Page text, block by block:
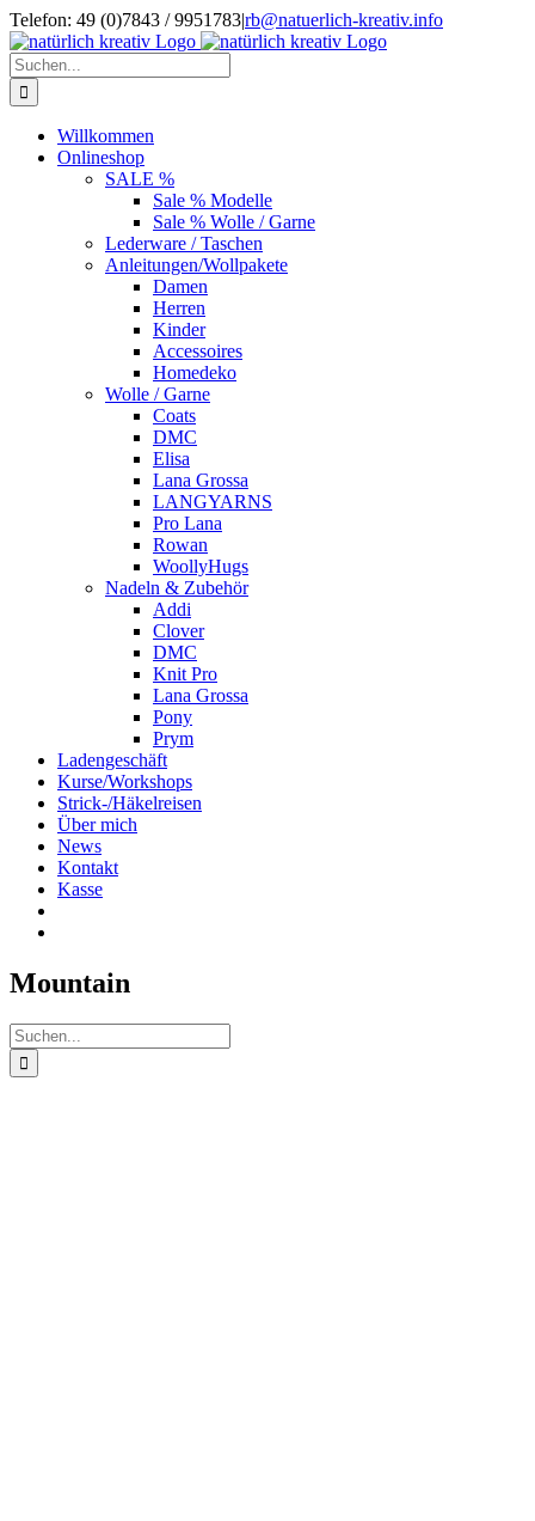
Zum
Inhalt
springen
Telefon: 49 (0)7843 / 9951783|rb@natuerlich-kreativ.info
Suche
nach:
Willkommen
Onlineshop
SALE %
Sale % Modelle
Sale % Wolle / Garne
Lederware / Taschen
Anleitungen/Wollpakete
Damen
Herren
Kinder
Accessoires
Homedeko
Wolle / Garne
Coats
DMC
Elisa
Lana Grossa
LANGYARNS
Pro Lana
Rowan
WoollyHugs
Nadeln & Zubehör
Addi
Clover
DMC
Knit Pro
Lana Grossa
Pony
Prym
Ladengeschäft
Kurse/Workshops
Strick-/Häkelreisen
Über mich
News
Kontakt
Kasse
Mountain
Suche
nach: